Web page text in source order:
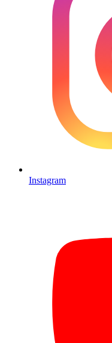
Instagram